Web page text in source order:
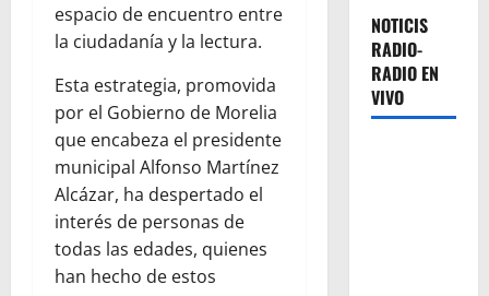
espacio de encuentro entre
la ciudadanía y la lectura.
Esta estrategia, promovida
por el Gobierno de Morelia
que encabeza el presidente
municipal Alfonso Martínez
Alcázar, ha despertado el
interés de personas de
todas las edades, quienes
han hecho de estos
NOTICIS
RADIO-
RADIO EN
VIVO